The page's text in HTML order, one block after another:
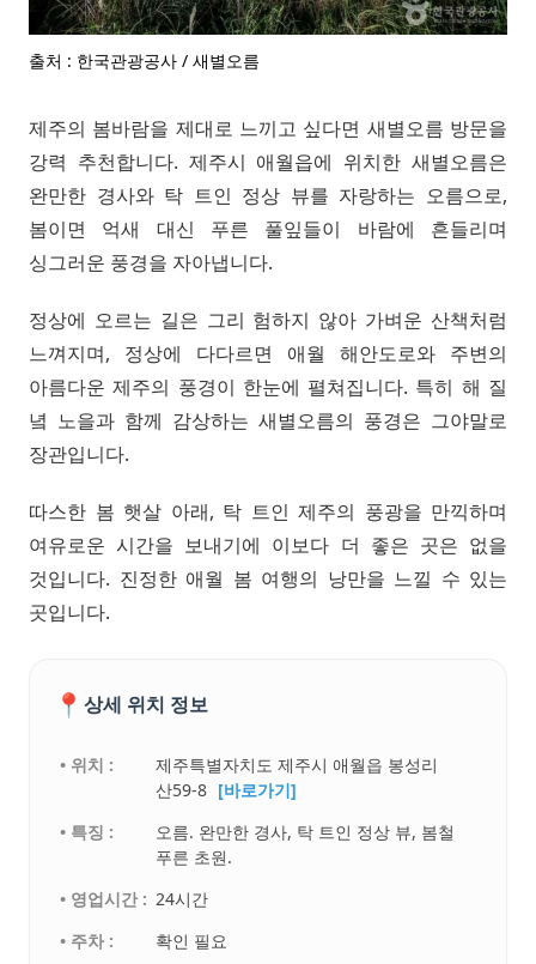
출처 : 한국관광공사 / 새별오름
제주의 봄바람을 제대로 느끼고 싶다면 새별오름 방문을
강력 추천합니다. 제주시 애월읍에 위치한 새별오름은
완만한 경사와 탁 트인 정상 뷰를 자랑하는 오름으로,
봄이면 억새 대신 푸른 풀잎들이 바람에 흔들리며
싱그러운 풍경을 자아냅니다.
정상에 오르는 길은 그리 험하지 않아 가벼운 산책처럼
느껴지며, 정상에 다다르면 애월 해안도로와 주변의
아름다운 제주의 풍경이 한눈에 펼쳐집니다. 특히 해 질
녘 노을과 함께 감상하는 새별오름의 풍경은 그야말로
장관입니다.
따스한 봄 햇살 아래, 탁 트인 제주의 풍광을 만끽하며
여유로운 시간을 보내기에 이보다 더 좋은 곳은 없을
것입니다. 진정한 애월 봄 여행의 낭만을 느낄 수 있는
곳입니다.
📍 상세 위치 정보
• 위치 :
제주특별자치도 제주시 애월읍 봉성리
산59-8 [바로가기]
• 특징 :
오름. 완만한 경사, 탁 트인 정상 뷰, 봄철
푸른 초원.
• 영업시간 : 24시간
• 주차 :
확인 필요